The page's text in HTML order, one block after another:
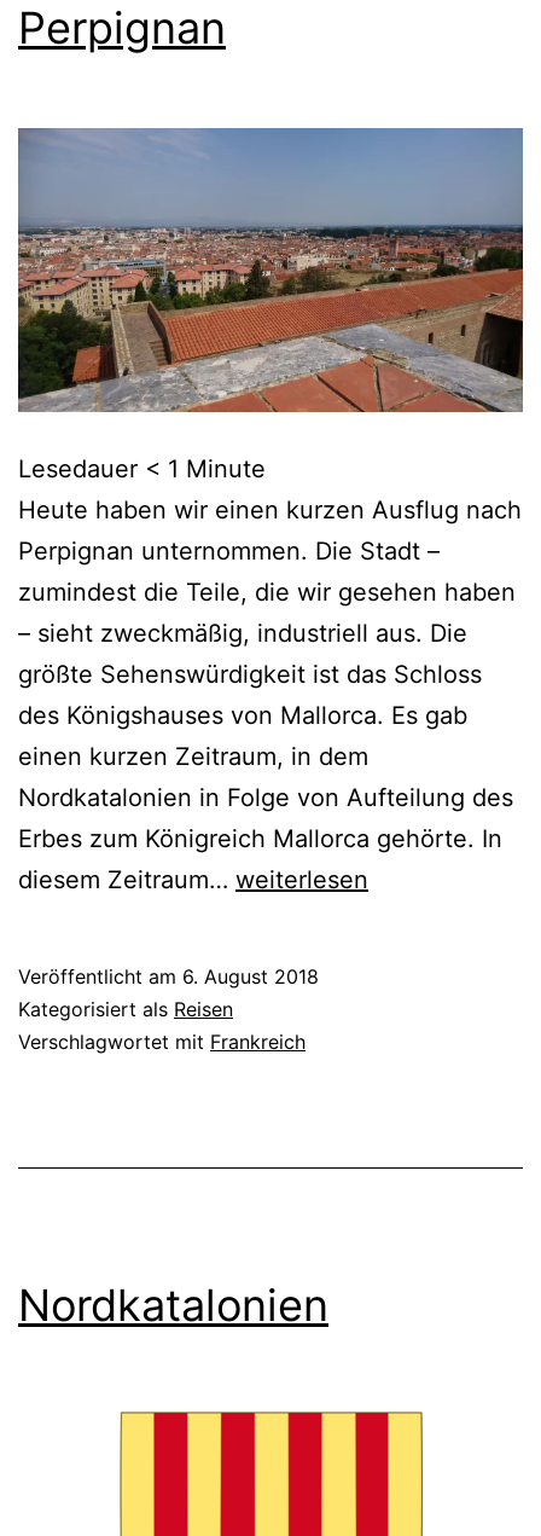
Perpignan
Lesedauer < 1 Minute
Heute haben wir einen kurzen Ausflug nach
Perpignan unternommen. Die Stadt –
zumindest die Teile, die wir gesehen haben
– sieht zweckmäßig, industriell aus. Die
größte Sehenswürdigkeit ist das Schloss
des Königshauses von Mallorca. Es gab
einen kurzen Zeitraum, in dem
Nordkatalonien in Folge von Aufteilung des
Erbes zum Königreich Mallorca gehörte. In
diesem Zeitraum… Perpignan
weiterlesen
Veröffentlicht am 6. August 2018
Kategorisiert als Reisen
Verschlagwortet mit Frankreich
Nordkatalonien